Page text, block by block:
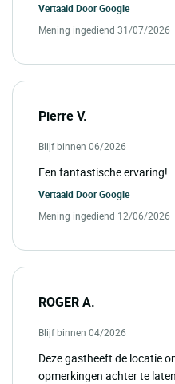
Vertaald DoorGoogle
Mening ingediend 31/07/2026
Pierre V.
Blijf binnen 06/2026
Een fantastische ervaring!
Vertaald DoorGoogle
Mening ingediend 12/06/2026
ROGER A.
Blijf binnen 04/2026
Deze gastheeft de locatie
opmerkingen achter te laten.